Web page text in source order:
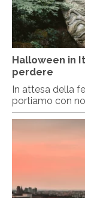
Halloween in
perdere
In attesa della
portiamo con